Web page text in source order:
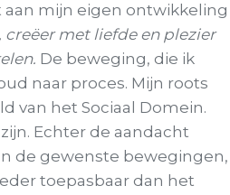
mijn eigen ontwikkeling
creëer met liefde en plezier
De beweging, die ik
naar proces. Mijn roots
van het Sociaal Domein.
Echter de aandacht
de gewenste bewegingen,
toepasbaar dan het